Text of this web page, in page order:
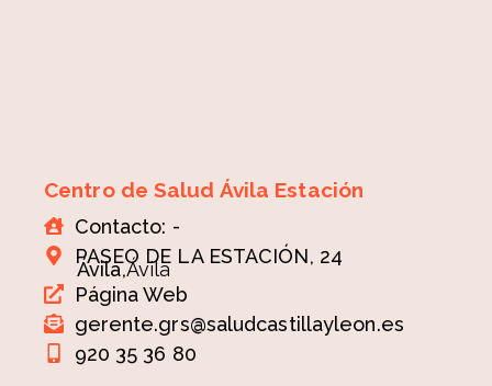
Centro de Salud Ávila Estación
Contacto: -
PASEO DE LA ESTACIÓN, 24
Ávila,Ávila
Página Web
gerente.grs@saludcastillayleon.es
920 35 36 80